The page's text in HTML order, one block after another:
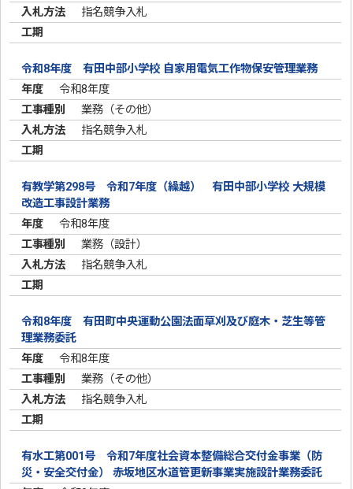
指名競争入札
令和8年度 有田中部小学校 自家用電気工作物保安管理業務
令和8年度
業務（その他）
指名競争入札
有教学第298号 令和7年度（繰越） 有田中部小学校 大規模
改造工事設計業務
令和8年度
業務（設計）
指名競争入札
令和8年度 有田町中央運動公園法面草刈及び庭木・芝生等管
理業務委託
令和8年度
業務（その他）
指名競争入札
有水工第001号 令和7年度社会資本整備総合交付金事業（防
災・安全交付金） 赤坂地区水道管更新事業実施設計業務委託